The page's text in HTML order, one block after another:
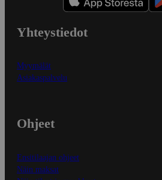
Yhteystiedot
Myymälät
Asiakaspalvelu
Ohjeet
Ensitilaajan ohjeet
Näin maksat